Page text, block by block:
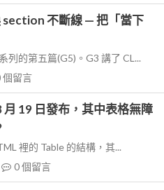
section 不斷線 — 把「當下
列的第五篇(G5)。G3 講了 CL...
個留言
19 日發布，其中表格無障
裡的 Table 的結構，其...
0個留言